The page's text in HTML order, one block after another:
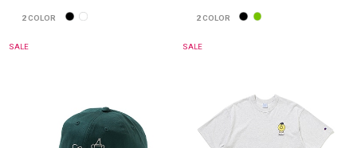
2COLOR 2COLOR
SALE SALE